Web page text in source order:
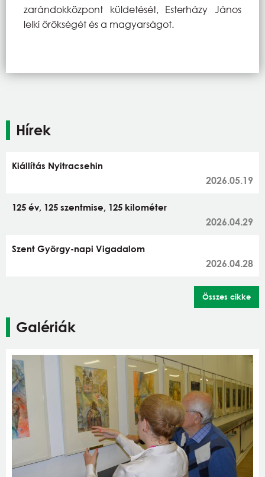
zarándokközpont küldetését, Esterházy János
lelki örökségét és a magyarságot.
Hírek
Kiállítás Nyitracsehin
2026.05.19
125 év, 125 szentmise, 125 kilométer
2026.04.29
Szent György-napi Vigadalom
2026.04.28
Összes cikke
Galériák